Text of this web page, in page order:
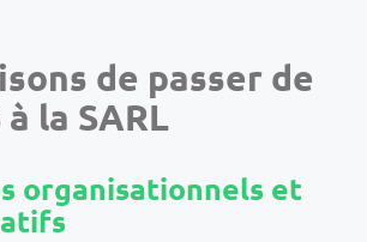
de passer de
à la SARL
organisationnels et